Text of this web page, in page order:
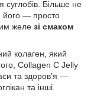
суглобів. Більше не
його — просто
желе зі смаком
колаген, який
Collagen C Jelly
та здоров’я —
та інші.